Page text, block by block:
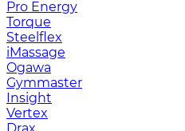
Pro Energy
Torque
Steelflex
iMassage
Ogawa
Gymmaster
Insight
Vertex